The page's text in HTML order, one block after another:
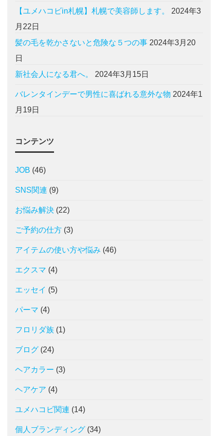
【ユメハコビin札幌】札幌で美容師します。
2024年3
月22日
髪の毛を乾かさないと危険な５つの事 2024年3月20
日
新社会人になる君へ。
2024年3月15日
バレンタインデーで男性に喜ばれる意外な物 2024年1
月19日
コンテンツ
JOB (46)
SNS関連 (9)
お悩み解決 (22)
ご予約の仕方 (3)
アイテムの使い方や悩み (46)
エクスマ (4)
エッセイ (5)
パーマ (4)
フロリダ族 (1)
ブログ (24)
ヘアカラー (3)
ヘアケア (4)
ユメハコビ関連 (14)
個人ブランディング (34)